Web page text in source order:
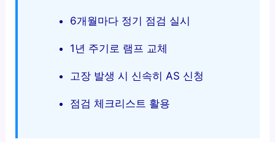
6개월마다 정기 점검 실시
1년 주기로 램프 교체
고장 발생 시 신속히 AS 신청
점검 체크리스트 활용